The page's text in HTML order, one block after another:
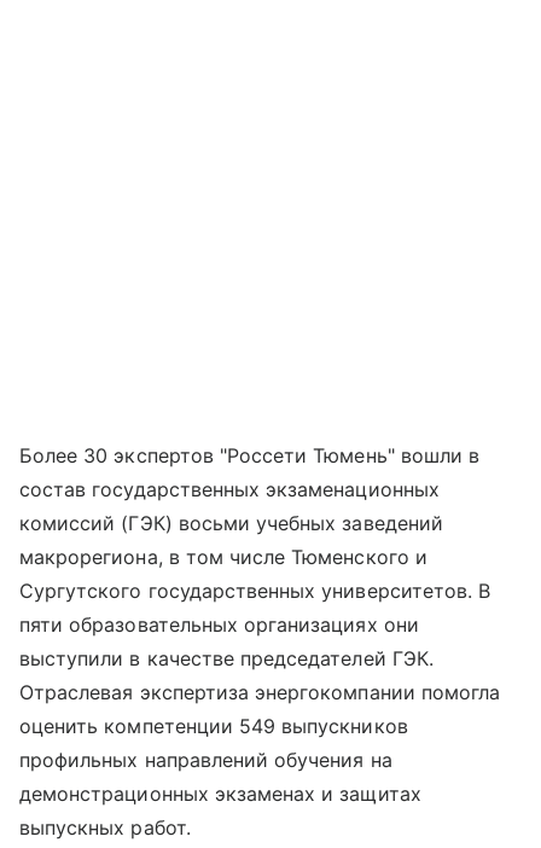
Более 30 экспертов "Россети Тюмень" вошли в
состав государственных экзаменационных
комиссий (ГЭК) восьми учебных заведений
макрорегиона, в том числе Тюменского и
Сургутского государственных университетов. В
пяти образовательных организациях они
выступили в качестве председателей ГЭК.
Отраслевая экспертиза энергокомпании помогла
оценить компетенции 549 выпускников
профильных направлений обучения на
демонстрационных экзаменах и защитах
выпускных работ.